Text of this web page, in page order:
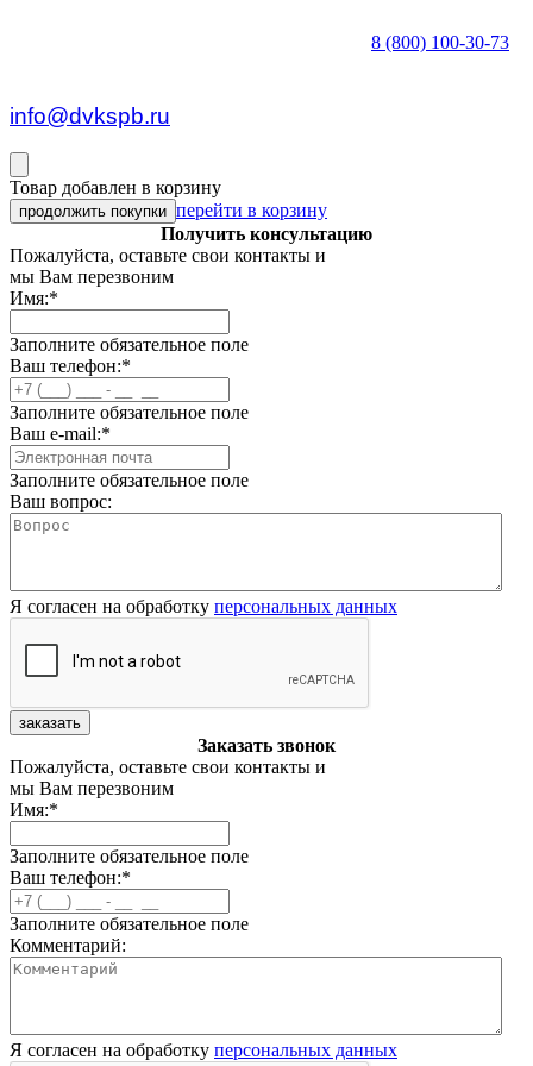
8 (800) 100-30-73
info@dvkspb.ru
Товар добавлен в корзину
продолжить покупки перейти в корзину
Получить консультацию
Пожалуйста, оставьте свои контакты и
мы Вам перезвоним
Имя:*
Заполните обязательное поле
Ваш телефон:*
Заполните обязательное поле
Ваш e-mail:*
Заполните обязательное поле
Ваш вопрос:
Я согласен на обработку персональных данных
заказать
Заказать звонок
Пожалуйста, оставьте свои контакты и
мы Вам перезвоним
Имя:*
Заполните обязательное поле
Ваш телефон:*
Заполните обязательное поле
Комментарий:
Я согласен на обработку персональных данных